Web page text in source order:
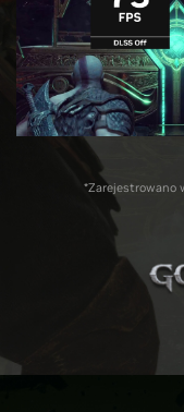
*Zarejestrowano